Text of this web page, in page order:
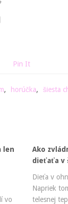
Pin It
, horúčka, šiesta
len
vo
Ako
dieťaťa v
Dieťa v
Napriek
telesnej